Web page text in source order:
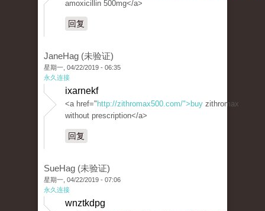
amoxicillin 500mg</a>
回复
JaneHag (未验证)
星期一, 04/22/2019 - 06:35
永久连接
ixarnekf
<a href=" http://zithromax500.com/">buy zithromax
without prescription</a>
回复
SueHag (未验证)
星期一, 04/22/2019 - 07:06
永久连接
wnztkdpg